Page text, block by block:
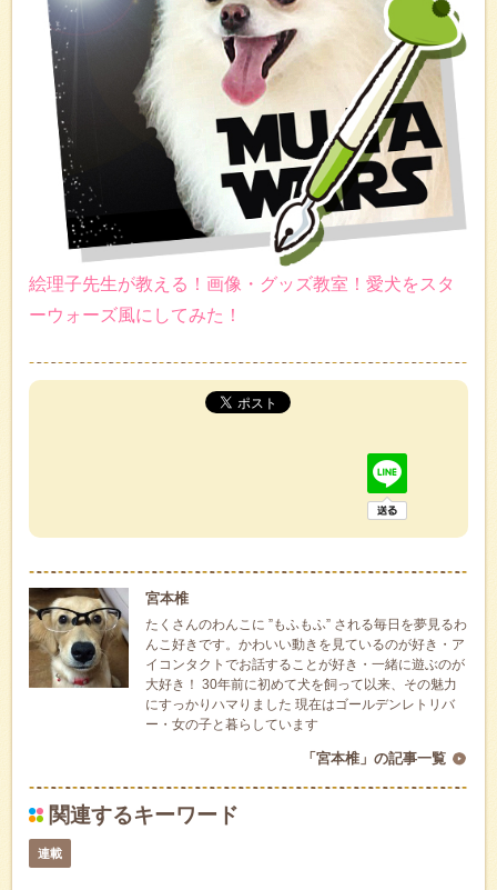
絵理子先生が教える！画像・グッズ教室！愛犬をスタ
ーウォーズ風にしてみた！
宮本椎
たくさんのわんこに ”もふもふ” される毎日を夢見るわ
んこ好きです。かわいい動きを見ているのが好き・ア
イコンタクトでお話することが好き・一緒に遊ぶのが
大好き！ 30年前に初めて犬を飼って以来、その魅力
にすっかりハマりました 現在はゴールデンレトリバ
ー・女の子と暮らしています
「宮本椎」の記事一覧
関連するキーワード
連載